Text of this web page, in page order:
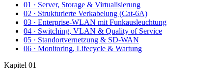
01 · Server, Storage & Virtualisierung
02 · Strukturierte Verkabelung (Cat-6A)
03 · Enterprise-WLAN mit Funkausleuchtung
04 · Switching, VLAN & Quality of Service
05 · Standortvernetzung & SD-WAN
06 · Monitoring, Lifecycle & Wartung
Kapitel 01